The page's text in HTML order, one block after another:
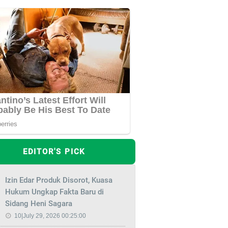
EDITOR'S PICK
Izin Edar Produk Disorot, Kuasa
Hukum Ungkap Fakta Baru di
Sidang Heni Sagara
10|July 29, 2026 00:25:00